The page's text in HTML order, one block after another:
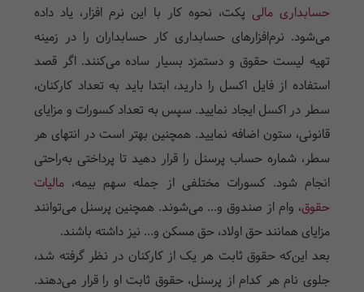
حسابداری مالی پکت، نحوه کار با این نرم افزار، یاد داده
می‌شود. نرم‌افزارهای حسابداری کار حسابداران را در زمینه
تهیه لیست حقوق و دستمزد بسیار ساده می‌کنند. اگر قصد
استفاده از فایل اکسل را دارید، ابتدا باید به تعداد کارکنان،
سطر در اکسل ایجاد نمایید. سپس به تعداد کسورات و مزایای
قانونی، ستون اضافه نمایید. همچنین بهتر است در انتهای هر
سطر، شماره حساب پرسنل را قرار دهید تا پرداختی به‌راحتی
انجام شود. کسورات مختلفی از جمله سهم بیمه، مالیات
حقوق، وام از صندوق و... می‌شوند. همچنین پرسنل می‌توانند
مزایای همانند حق اولاد، حق مسکن و... نیز داشته باشند.
بعد این‌که حقوق ثابت هر یک از کارکنان در نظر گرفته شد،
جلوی نام هر کدام از پرسنل، حقوق ثابت او را قرار می‌دهند.